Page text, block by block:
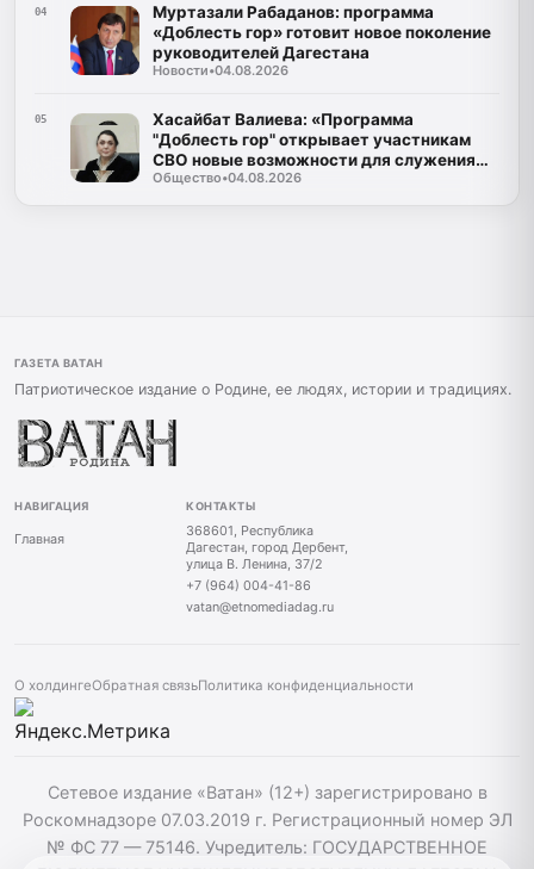
04
Муртазали Рабаданов: программа
«Доблесть гор» готовит новое поколение
руководителей Дагестана
Новости•04.08.2026
05
Хасайбат Валиева: «Программа
"Доблесть гор" открывает участникам
СВО новые возможности для служения
Дагестану»
Общество•04.08.2026
ГАЗЕТА ВАТАН
Патриотическое издание о Родине, ее людях, истории и традициях.
НАВИГАЦИЯ
Главная
КОНТАКТЫ
368601, Республика
Дагестан, город Дербент,
улица В. Ленина, 37/2
+7 (964) 004-41-86
vatan@etnomediadag.ru
О холдингеОбратная связьПолитика конфиденциальности
Сетевое издание «Ватан» (12+) зарегистрировано в
Роскомнадзоре 07.03.2019 г. Регистрационный номер ЭЛ
№ ФС 77 — 75146. Учредитель: ГОСУДАРСТВЕННОЕ